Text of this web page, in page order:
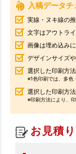
入稿データチ
実線・ヌキ線の
文字はアウトラ
画像は埋め込み
デザインサイズ
選択した印刷方
※1色印刷では、多色
選択した印刷方
※印刷方法により、
お見積